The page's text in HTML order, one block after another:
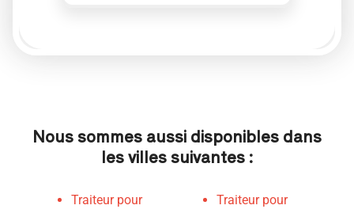
Nous sommes aussi disponibles dans
les villes suivantes :
Traiteur pour
Traiteur pour